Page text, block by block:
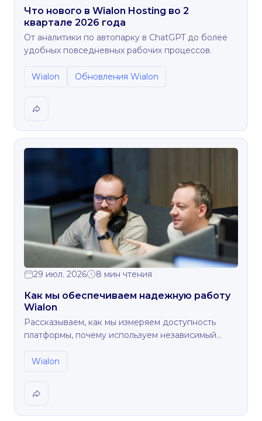
Что нового в Wialon Hosting во 2
квартале 2026 года
От аналитики по автопарку в ChatGPT до более
удобных повседневных рабочих процессов.
Wialon Обновления Wialon
29 июл. 2026 8 мин чтения
Как мы обеспечиваем надежную работу
Wialon
Рассказываем, как мы измеряем доступность
платформы, почему используем независимый
круглосуточно.
Wialon